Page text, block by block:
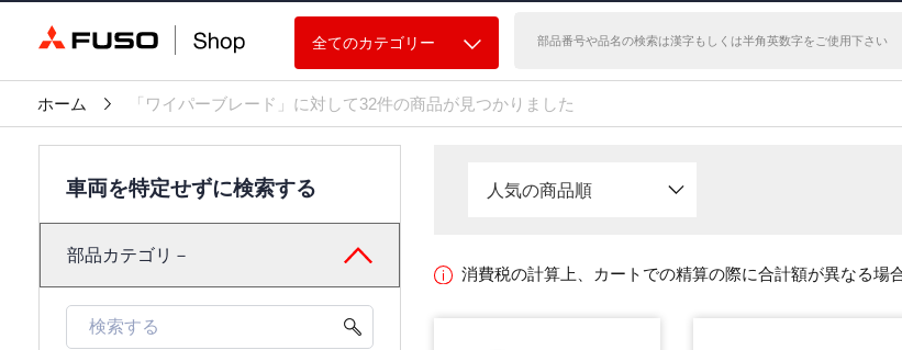
全てのカテゴリー
ホーム 「ワイパーブレード」に対して32件の商品が見つかりました
車両を特定せずに検索する
部品カテゴリ－
人気の商品順
消費税の計算上、カートでの精算の際に合計額が異なる場